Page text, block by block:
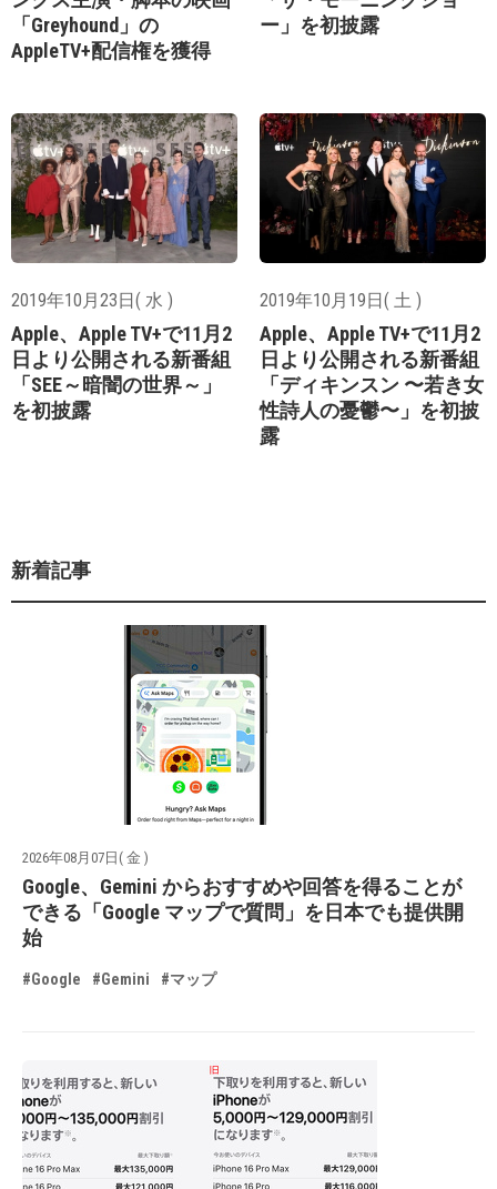
「Greyhound」の
AppleTV+配信権を獲得
ー」を初披露
2019年10月23日( 水 )
Apple、Apple TV+で11月2
日より公開される新番組
「SEE～暗闇の世界～」
を初披露
2019年10月19日( 土 )
Apple、Apple TV+で11月2
日より公開される新番組
「ディキンスン 〜若き女
性詩人の憂鬱〜」を初披
露
新着記事
2026年08月07日( 金 )
Google、Gemini からおすすめや回答を得ることが
できる「Google マップで質問」を日本でも提供開
始
#Google #Gemini #マップ